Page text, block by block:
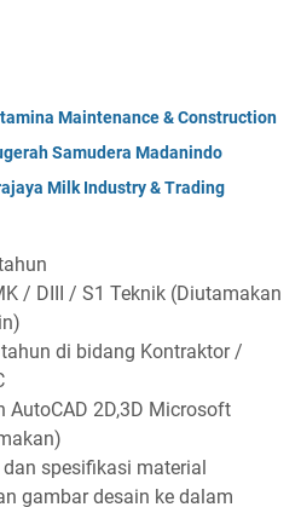
Maintenance & Construction
Samudera Madanindo
Milk Industry & Trading
/ DIII / S1 Teknik (Diutamakan
di bidang Kontraktor /
2D,3D Microsoft
spesifikasi material
gambar desain ke dalam